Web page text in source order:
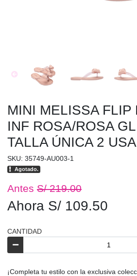
MINI MELISSA FLIP
INF ROSA/ROSA
TALLA ÚNICA 2 USA
SKU: 35749-AU003-1
Agotado.
Antes S/ 219.00
Ahora S/ 109.50
CANTIDAD
¡Completa tu estilo con la exclusiva